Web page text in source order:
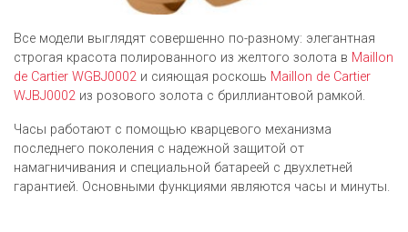
Все модели выглядят совершенно по-разному: элегантная
строгая красота полированного из желтого золота в Maillon
de Cartier WGBJ0002 и сияющая роскошь Maillon de Cartier
WJBJ0002 из розового золота с бриллиантовой рамкой.
Часы работают с помощью кварцевого механизма
последнего поколения с надежной защитой от
намагничивания и специальной батареей с двухлетней
гарантией. Основными функциями являются часы и минуты.